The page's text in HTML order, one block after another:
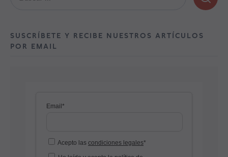
SUSCRÍBETE Y RECIBE NUESTROS ARTÍCULOS
POR EMAIL